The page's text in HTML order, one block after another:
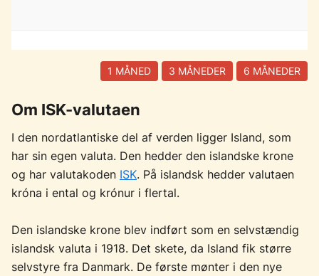
1 MÅNED 3 MÅNEDER 6 MÅNEDER
Om ISK-valutaen
I den nordatlantiske del af verden ligger Island, som
har sin egen valuta. Den hedder den islandske krone
og har valutakoden ISK. På islandsk hedder valutaen
króna i ental og krónur i flertal.
Den islandske krone blev indført som en selvstændig
islandsk valuta i 1918. Det skete, da Island fik større
selvstyre fra Danmark. De første mønter i den nye